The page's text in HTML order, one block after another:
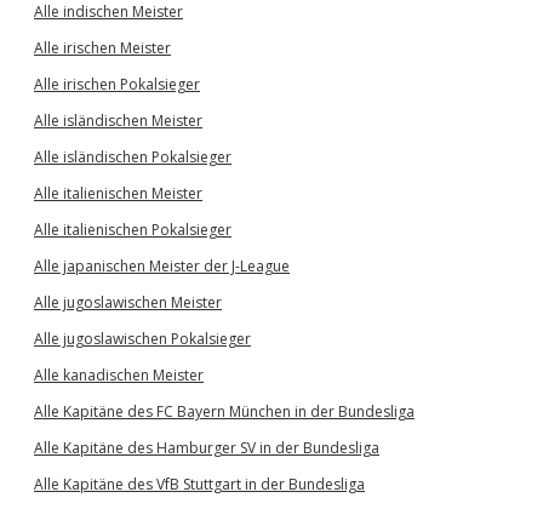
Alle indischen Meister
Alle irischen Meister
Alle irischen Pokalsieger
Alle isländischen Meister
Alle isländischen Pokalsieger
Alle italienischen Meister
Alle italienischen Pokalsieger
Alle japanischen Meister der J-League
Alle jugoslawischen Meister
Alle jugoslawischen Pokalsieger
Alle kanadischen Meister
Alle Kapitäne des FC Bayern München in der Bundesliga
Alle Kapitäne des Hamburger SV in der Bundesliga
Alle Kapitäne des VfB Stuttgart in der Bundesliga